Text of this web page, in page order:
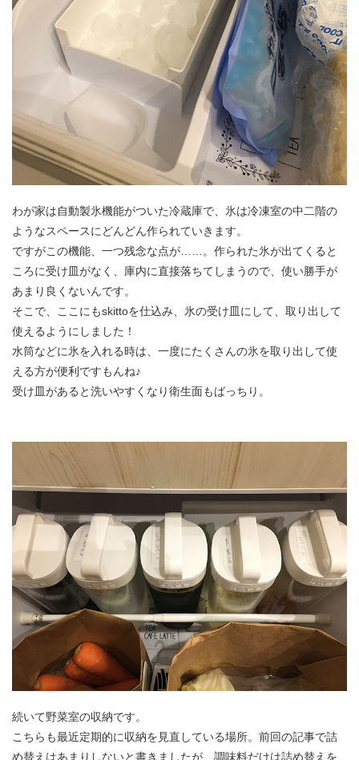
わが家は自動製氷機能がついた冷蔵庫で、氷は冷凍室の中二階の
ようなスペースにどんどん作られていきます。
ですがこの機能、一つ残念な点が……。作られた氷が出てくると
ころに受け皿がなく、庫内に直接落ちてしまうので、使い勝手が
あまり良くないんです。
そこで、ここにもskittoを仕込み、氷の受け皿にして、取り出して
使えるようにしました！
水筒などに氷を入れる時は、一度にたくさんの氷を取り出して使
える方が便利ですもんね♪
受け皿があると洗いやすくなり衛生面もばっちり。
続いて野菜室の収納です。
こちらも最近定期的に収納を見直している場所。前回の記事で詰
め替えはあまりしないと書きましたが、調味料だけは詰め替えを